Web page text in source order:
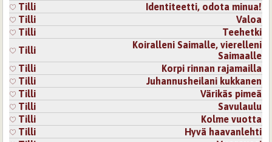
Tilli
Identiteetti, odota minua!
Tilli
Valoa
Tilli
Teehetki
Tilli
Koiralleni Saimalle, vierelleni
Saimaalle
Tilli
Korpi rinnan rajamailla
Tilli
Juhannusheilani kukkanen
Tilli
Värikäs pimeä
Tilli
Savulaulu
Tilli
Kolme vuotta
Tilli
Hyvä haavanlehti